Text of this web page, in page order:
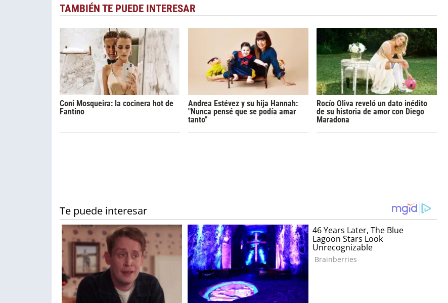
TAMBIÉN TE PUEDE INTERESAR
Coni Mosqueira: la cocinera hot de
Fantino
Andrea Estévez y su hija Hannah:
"Nunca pensé que se podía amar
tanto"
Rocío Oliva reveló un dato inédito
de su historia de amor con Diego
Maradona